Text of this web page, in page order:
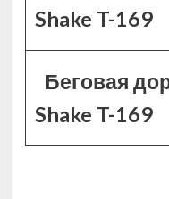
Shake T-169
Беговая
Shake T-169